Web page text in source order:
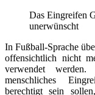
Das Eingreifen
unerwünscht
In Fußball-Sprache
offensichtlich nicht
verwendet
menschliches
berechtigt sein